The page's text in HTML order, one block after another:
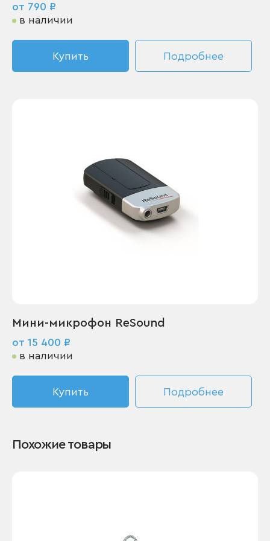
от 790 ₽
в наличии
Купить Подробнее
Мини-микрофон ReSound
от 15 400 ₽
в наличии
Купить Подробнее
Похожие товары